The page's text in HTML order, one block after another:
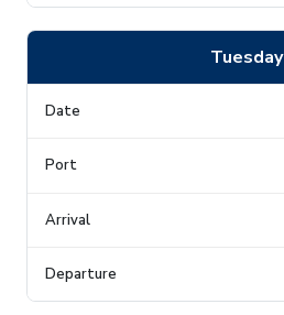
Tuesday